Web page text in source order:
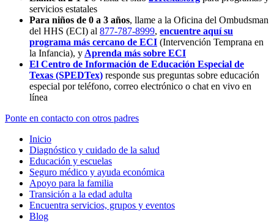
servicios estatales
Para niños de 0 a 3 años, llame a la Oficina del Ombudsman
del HHS (ECI) al 877-787-8999, encuentre aquí su
programa más cercano de ECI (Intervención Temprana en
la Infancia), y Aprenda más sobre ECI
El Centro de Información de Educación Especial de
Texas (SPEDTex) responde sus preguntas sobre educación
especial por teléfono, correo electrónico o chat en vivo en
línea
Ponte en contacto con otros padres
Inicio
Diagnóstico y cuidado de la salud
Educación y escuelas
Seguro médico y ayuda económica
Apoyo para la familia
Transición a la edad adulta
Encuentra servicios, grupos y eventos
Blog